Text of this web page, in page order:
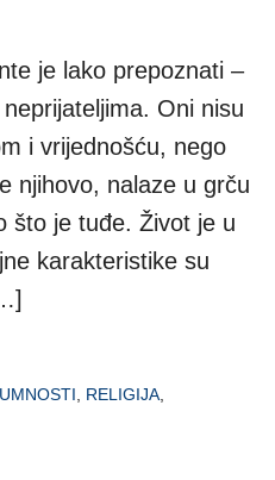
je lako prepoznati –
Oni nisu
i vrijednošću, nego
njihovo, nalaze u grču
što je tuđe. Život je u
karakteristike su
RELIGIJA